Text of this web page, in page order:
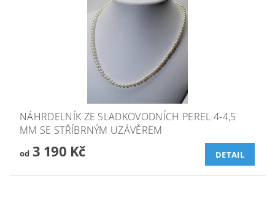
NÁHRDELNÍK ZE SLADKOVODNÍCH PEREL 4-4,5
MM SE STŘÍBRNÝM UZÁVĚREM
od3 190 Kč DETAIL